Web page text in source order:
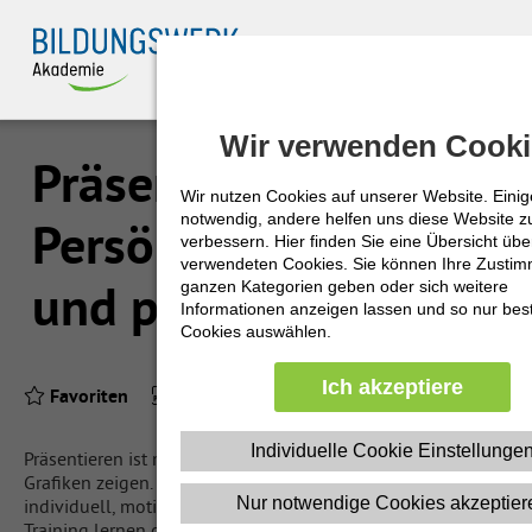
Zuklappen
Loading
Loading
Loading
Loading
Präsentieren –
Persönlich, souverän
und professionell
Favoriten
Präsentieren ist mehr als bloßes Texte vortragen und
Grafiken zeigen. Eine gute Präsentation ist persönlich,
individuell, motivierend und mitreißend. In diesem E-
Wir verwenden
Wir nutzen Cookies auf unserer Website.
notwendig, andere helfen uns diese Website
verbessern. Hier finden Sie eine Übersicht
verwendeten Cookies. Sie können Ihre
ganzen Kategorien geben oder sich weitere
Informationen anzeigen lassen und so nur
Cookies auswählen.
Ich akzeptiere
Individuelle Cookie
Nur notwendige Cookies
Wir verwenden
Wir nutzen Cookies auf unserer Website.
notwendig, andere helfen uns diese Website
verbessern. Hier finden Sie eine Übersicht
verwendeten Cookies. Sie können Ihre
ganzen Kategorien geben oder sich weitere
Informationen anzeigen lassen und so nur
Cookies auswählen.
Ich akzeptiere
Individuelle Cookie
Nur notwendige Cookies